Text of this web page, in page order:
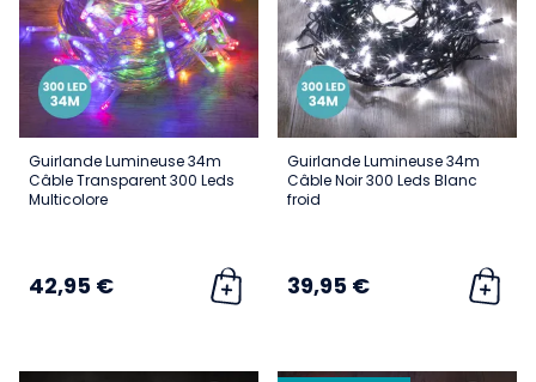
Guirlande Lumineuse 34m
Câble Transparent 300 Leds
Multicolore
42,95 €
Guirlande Lumineuse 34m
Câble Noir 300 Leds Blanc
froid
39,95 €